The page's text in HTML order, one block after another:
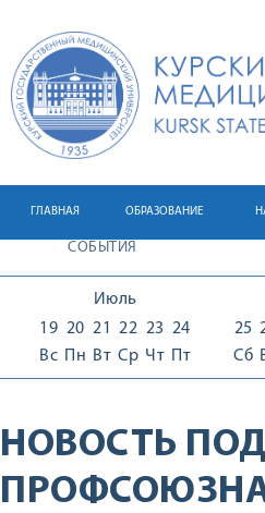
ГЛАВНАЯ ОБРАЗОВАНИЕ
СОБЫТИЯ
Июль
19
Вс
20
Пн
21
Вт
22
Ср
23
Чт
24
Пт
25
Сб
НОВОСТЬ